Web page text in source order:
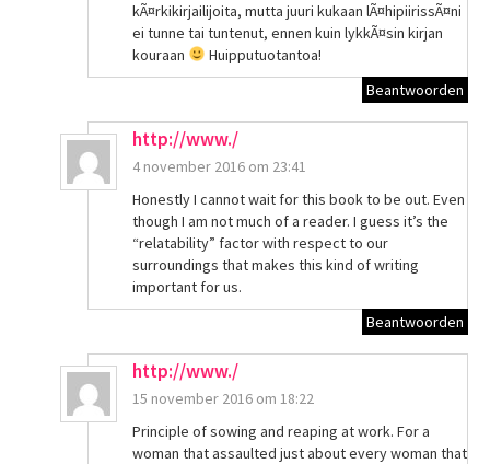
kÃ¤rkikirjailijoita, mutta juuri kukaan lÃ¤hipiirissÃ¤ni
ei tunne tai tuntenut, ennen kuin lykkÃ¤sin kirjan
kouraan
Huipputuotantoa!
Beantwoorden
http://www./
4 november 2016 om 23:41
Honestly I cannot wait for this book to be out. Even
though I am not much of a reader. I guess it’s the
“relatability” factor with respect to our
surroundings that makes this kind of writing
important for us.
Beantwoorden
http://www./
15 november 2016 om 18:22
Principle of sowing and reaping at work. For a
woman that assaulted just about every woman that